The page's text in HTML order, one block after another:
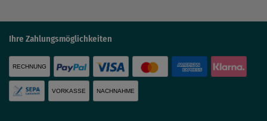
Ihre Zahlungsmöglichkeiten
RECHNUNG
VORKASSE NACHNAHME